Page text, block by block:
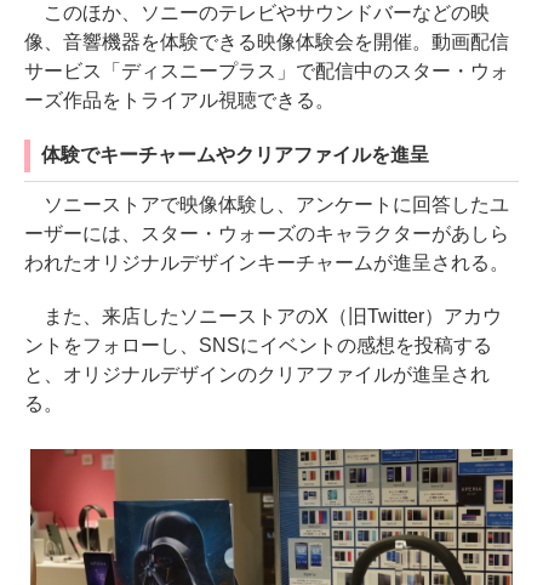
このほか、ソニーのテレビやサウンドバーなどの映
像、音響機器を体験できる映像体験会を開催。動画配信
サービス「ディスニープラス」で配信中のスター・ウォ
ーズ作品をトライアル視聴できる。
体験でキーチャームやクリアファイルを進呈
ソニーストアで映像体験し、アンケートに回答したユ
ーザーには、スター・ウォーズのキャラクターがあしら
われたオリジナルデザインキーチャームが進呈される。
また、来店したソニーストアのX（旧Twitter）アカウ
ントをフォローし、SNSにイベントの感想を投稿する
と、オリジナルデザインのクリアファイルが進呈され
る。